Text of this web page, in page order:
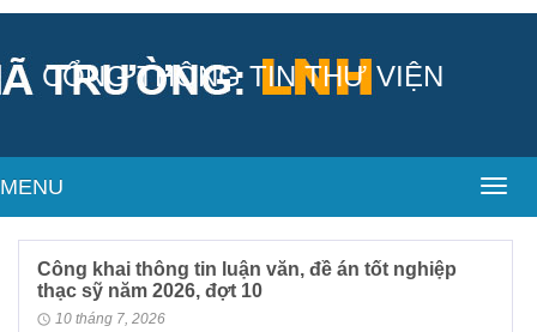
CỔNG THÔNG TIN THƯ VIỆN
MENU
Công khai thông tin luận văn, đề án tốt nghiệp
thạc sỹ năm 2026, đợt 10
10 tháng 7, 2026